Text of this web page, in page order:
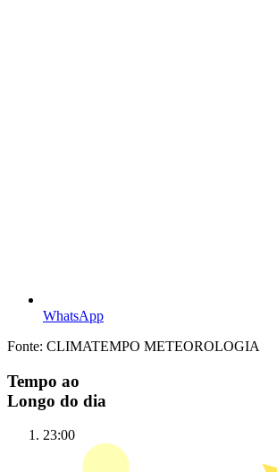
WhatsApp
Fonte: CLIMATEMPO METEOROLOGIA
Tempo ao
Longo do dia
23:00